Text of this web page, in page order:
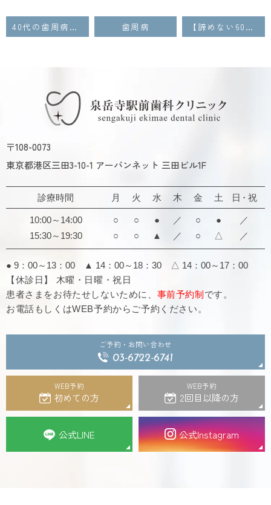
40代の歯周病は「P検査」で防ぐ！ 数値の正しい見方、費用、そして未来の歯を守る戦略 歯周病 【諦めない60代へ】人生を変える歯周病治療：食事・会話・笑顔を取り戻すQOL回復ロードマップ
〒108-0073
東京都港区三田3-10-1 アーバンネット 三田ビル1F
診療時間 月 火 水 木 金 土 日・祝
10:00～14:00 ○ ○ ● ／ ○ ●
／
15:30～19:30
○ ○ ▲ ／ ○ △ ／
● 9：00～13：00 ▲ 14：00～18：30
△ 14：00～17：00
【休診日】 木曜・日曜・祝日
患者さまをお待たせしないために、 事前予約制 です。
お電話もしくはWEB予約からご予約ください。
ご予約・お問い合わせ
03-6722-6741
WEB予約
初めての方
WEB予約
2回目以降の方
公式LINE 公式Instagram